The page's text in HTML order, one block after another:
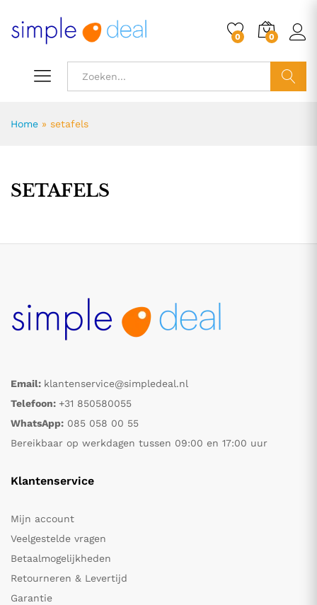
0 0
Home » setafels
SETAFELS
Email: klantenservice@simpledeal.nl
Telefoon: +31 850580055
WhatsApp: 085 058 00 55
Bereikbaar op werkdagen tussen 09:00 en 17:00 uur
Klantenservice
Mijn account
Veelgestelde vragen
Betaalmogelijkheden
Retourneren & Levertijd
Garantie